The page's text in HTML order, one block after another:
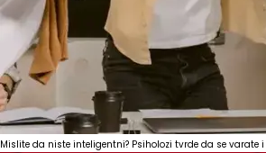
Mislite da niste inteligentni? Psiholozi tvrde da se varate